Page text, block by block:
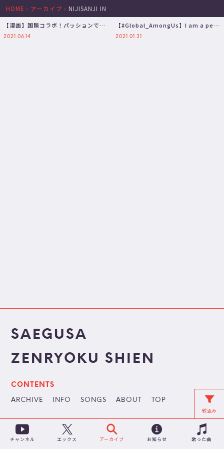
絞込み
チャンネル エックス アーカイブ お知らせ 歌った曲
HOME › アーカイブ › NIJISANJI IN
【漫画】国際コラボ！パッションで乗
り切れるか？！英語縛りの宇宙人狼
2021.06.14
【#Global_AmongUs​​】I am a pen.
【三枝明那…
2021.01.31
SAEGUSA
ZENRYOKU SHIEN
CONTENTS
ARCHIVE INFO SONGS ABOUT TOP